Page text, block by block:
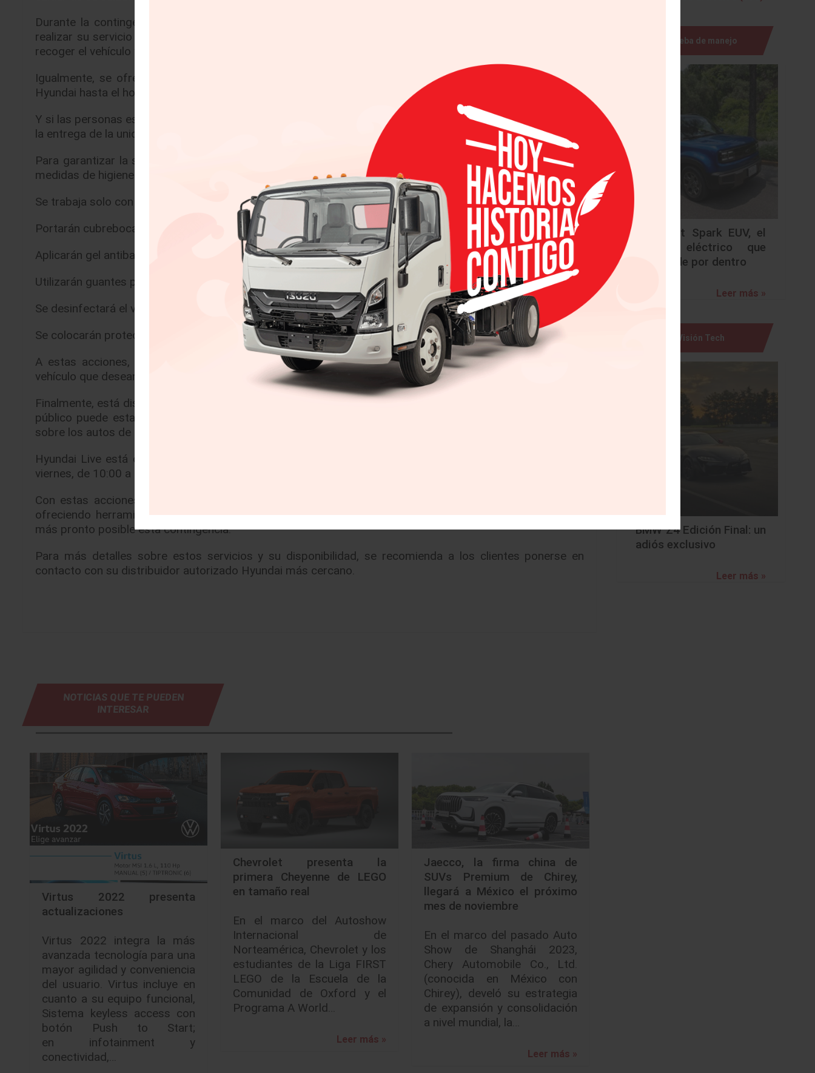
Durante la contingencia que se vive en el país, Hyundai ofrece también a sus clientes la posibilidad de
realizar su servicio de mantenimiento a domicilio, en donde personal de la marca asistirá a los hogares a
recoger el vehículo y entregarlo una vez concluido el servicio.
Igualmente, se ofrecen pruebas de manejo también a domicilio. Un asesor calificado llevará el vehículo
Hyundai hasta el hogar de la persona interesada para que lo pruebe.
Y si las personas están interesadas en adquirir alguno de los vehículos Hyundai, también se está realizando
la entrega de la unidad a domicilio.
Para garantizar la seguridad de los clientes y de sus familias, el personal de la marca sigue una serie de
medidas de higiene y estándares de calidad:
Se trabaja solo con choferes debidamente acreditados
Portarán cubreboca en todo momento
Aplicarán gel antibacterial en sus manos y en la de los clientes
Utilizarán guantes para entregar y recibir los vehículos
Se desinfectará el volante, la palanca de velocidades y el tablero
Se colocarán protecciones en el volante, la palanca de velocidades y el asiento del conductor
A estas acciones, se suma poder cotizar en línea para que las personas tomen la mejor decisión del
vehículo que desean adquirir.
Finalmente, está disponible el programa Hyundai Live, una herramienta online de video a través de la cual el
público puede estar en contacto con personal de Hyundai, mediante un video chat y resolver sus dudas
sobre los autos de la marca, de manera rápida y puntual.
Hyundai Live está disponible para cualquier dispositivo con conexión a internet, en un horario de lunes a
viernes, de 10:00 a 13:00 y de 14:00 a 18:00 horas.
Con estas acciones, Hyundai Motor de México desea contribuir a las medidas de prevención actuales,
ofreciendo herramientas para que la gente permanezca en sus hogares, conserve su salud, y supere lo
más pronto posible esta contingencia.
Para más detalles sobre estos servicios y su disponibilidad, se recomienda a los clientes ponerse en
contacto con su distribuidor autorizado Hyundai más cercano.
NOTICIAS QUE TE PUEDEN
INTERESAR
Virtus 2022 presenta
actualizaciones
Virtus 2022 integra la más
avanzada tecnología para una
mayor agilidad y conveniencia
del usuario. Virtus incluye en
cuanto a su equipo funcional,
Sistema keyless access con
botón Push to Start;
en infotainment y
conectividad,…
Chevrolet presenta la
primera Cheyenne de LEGO
en tamaño real
En el marco del Autoshow
Internacional de
Norteamérica, Chevrolet y los
estudiantes de la Liga FIRST
LEGO de la Escuela de la
Comunidad de Oxford y el
Programa A World…
Leer más »
Jaecco, la firma china de
SUVs Premium de Chirey,
llegará a México el próximo
mes de noviembre
En el marco del pasado Auto
Show de Shanghái 2023,
Chery Automobile Co., Ltd.
(conocida en México con
Chirey), develó su estrategia
de expansión y consolidación
a nivel mundial, la…
Leer más »
Prueba de manejo
Chevrolet Spark EUV, el
urbano eléctrico que
sorprende por dentro
Leer más »
Visión Tech
BMW Z4 Edición Final: un
adiós exclusivo
Leer más »